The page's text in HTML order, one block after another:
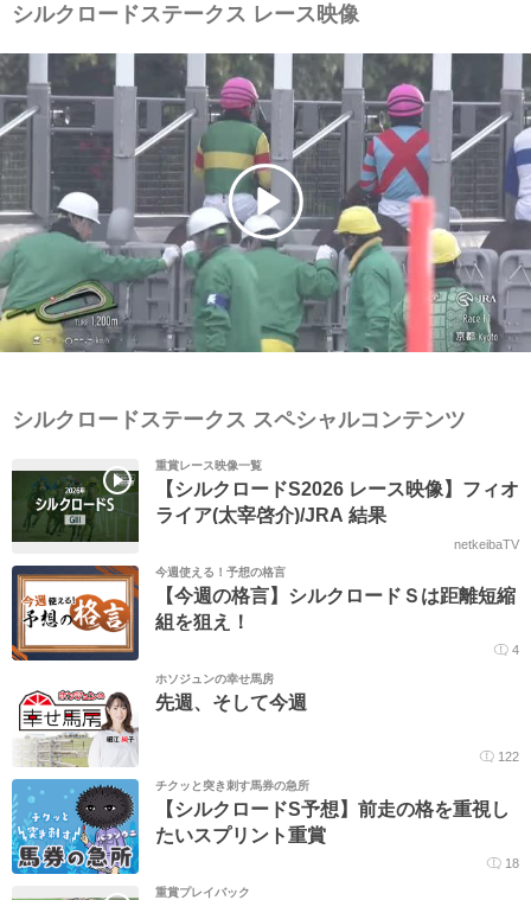
シルクロードステークス レース映像
シルクロードステークス スペシャルコンテンツ
重賞レース映像一覧
【シルクロードS2026 レース映像】フィオ
ライア(太宰啓介)/JRA 結果
netkeibaTV
今週使える！予想の格言
【今週の格言】シルクロードＳは距離短縮
組を狙え！
4
ホソジュンの幸せ馬房
先週、そして今週
122
チクッと突き刺す馬券の急所
【シルクロードS予想】前走の格を重視し
たいスプリント重賞
18
重賞プレイバック